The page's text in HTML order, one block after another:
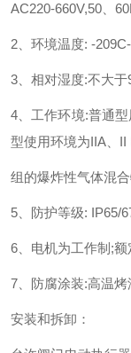
AC220-660V,50
2 、环境温度: -
3 、相对湿度:不大于
4 、工作环境:普通
型使用环境为IIA II
组的爆炸性气体混
5 、防护等级: IP65/
6 、电机为工作制 ;额
7 、防腐涂装:高温烤
安装和拆卸：